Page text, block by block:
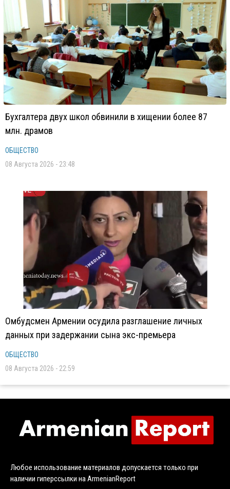
Бухгалтера двух школ обвинили в хищении более 87
млн. драмов
ОБЩЕСТВО
08 Августа 2026 - 23:48
Омбудсмен Армении осудила разглашение личных
данных при задержании сына экс-премьера
ОБЩЕСТВО
08 Августа 2026 - 22:59
Любое использование материалов допускается только при
наличии гиперссылки на ArmenianReport